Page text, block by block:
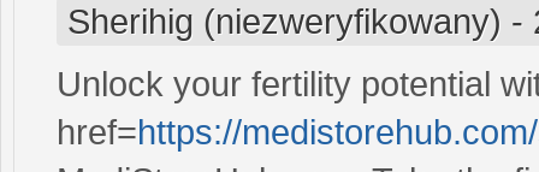
Sherihig (niezweryfikowany) -
Unlock your fertility potential
href=https://